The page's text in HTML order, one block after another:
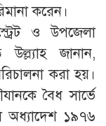
করেন।
ও উপজেলা
জানান,
করা হয়।
বৈধ সার্ভে
অধ্যাদেশ ১৯৭৬